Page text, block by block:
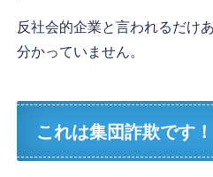
反社会的企業と言われるだけ
分かっていません。
これは集団詐欺です